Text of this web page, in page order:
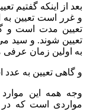
بعد از اینکه گفتیم
و غرر است تعیین
تعیین مدت است و
تعیین شوند. و سید
به اولین زمان
و گاهی تعیین به
وجه همه این
مواردی است که در